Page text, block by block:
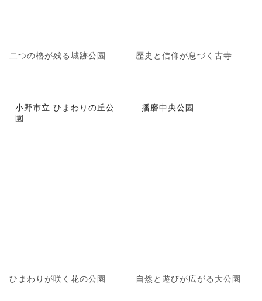
二つの櫓が残る城跡公園 歴史と信仰が息づく古寺
小野市立 ひまわりの丘公
園
ひまわりが咲く花の公園
播磨中央公園
自然と遊びが広がる大公園